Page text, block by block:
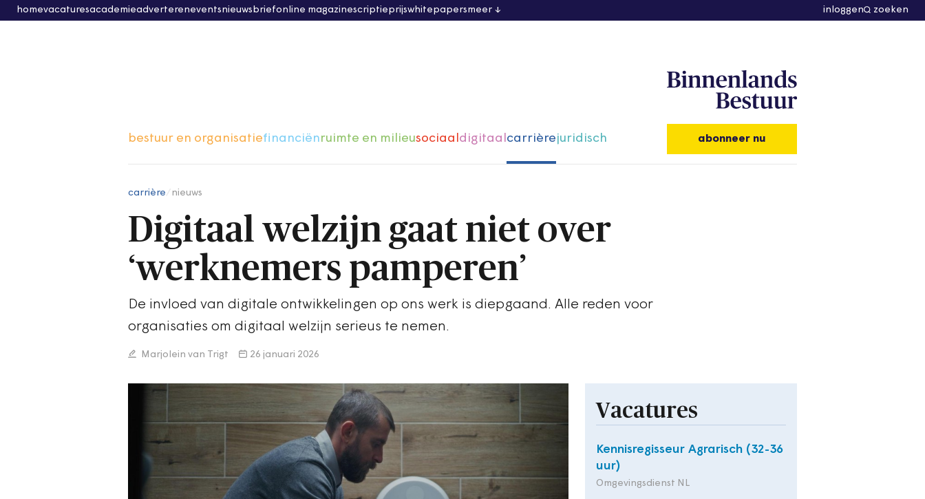
homevacaturesacademieadvertereneventsnieuwsbriefonline magazinescriptieprijswhitepapersmeer inloggen zoeken
bestuur en organisatiefinanciënruimte en milieusociaaldigitaalcarrièrejuridisch abonneer nu
carrière nieuws
Digitaal welzijn gaat niet over
‘werknemers pamperen’
De invloed van digitale ontwikkelingen op ons werk is diepgaand. Alle reden voor
organisaties om digitaal welzijn serieus te nemen.
Marjolein van Trigt 26 januari 2026
Vacatures
Kennisregisseur Agrarisch (32-36
uur)
Omgevingsdienst NL